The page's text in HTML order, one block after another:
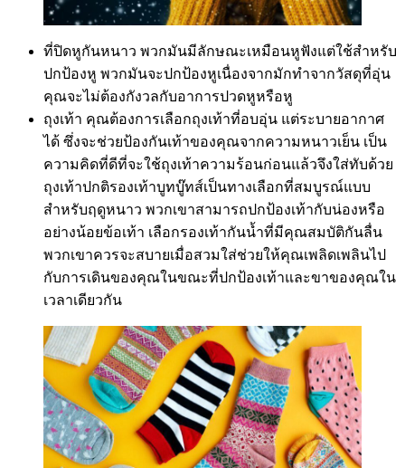
ที่ปิดหูกันหนาว พวกมันมีลักษณะเหมือนหูฟังแต่ใช้สำหรับ
ปกป้องหู พวกมันจะปกป้องหูเนื่องจากมักทำจากวัสดุที่อุ่น
คุณจะไม่ต้องกังวลกับอาการปวดหูหรือหู
ถุงเท้า คุณต้องการเลือกถุงเท้าที่อบอุ่น แต่ระบายอากาศ
ได้ ซึ่งจะช่วยป้องกันเท้าของคุณจากความหนาวเย็น เป็น
ความคิดที่ดีที่จะใช้ถุงเท้าความร้อนก่อนแล้วจึงใส่ทับด้วย
ถุงเท้าปกติรองเท้าบูทบู๊ทส์เป็นทางเลือกที่สมบูรณ์แบบ
สำหรับฤดูหนาว พวกเขาสามารถปกป้องเท้ากับน่องหรือ
อย่างน้อยข้อเท้า เลือกรองเท้ากันน้ำที่มีคุณสมบัติกันลื่น
พวกเขาควรจะสบายเมื่อสวมใส่ช่วยให้คุณเพลิดเพลินไป
กับการเดินของคุณในขณะที่ปกป้องเท้าและขาของคุณใน
เวลาเดียวกัน